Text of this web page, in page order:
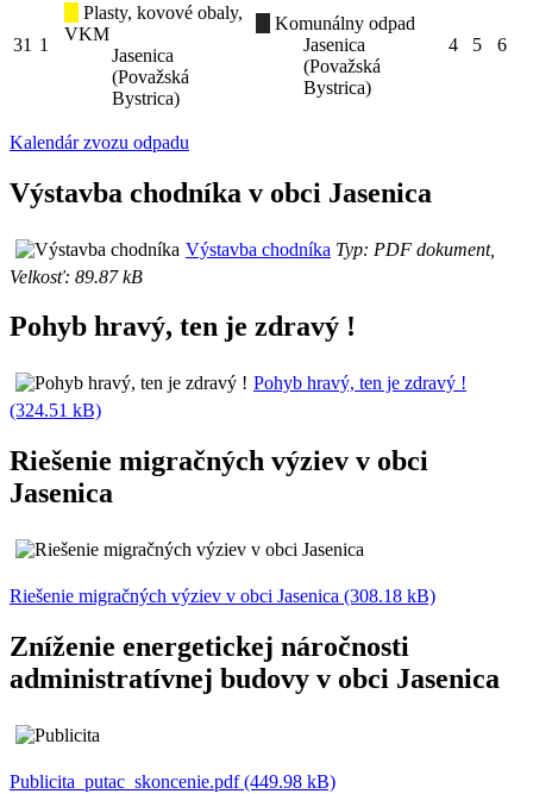
31 1
Plasty, kovové obaly,
VKM
Jasenica
(Považská
Bystrica)
Komunálny odpad
Jasenica
(Považská
Bystrica)
4 5 6
Kalendár zvozu odpadu
Výstavba chodníka v obci Jasenica
Výstavba chodníka Typ: PDF dokument,
Velkosť: 89.87 kB
Pohyb hravý, ten je zdravý !
Pohyb hravý, ten je zdravý !
(324.51 kB)
Riešenie migračných výziev v obci
Jasenica
Riešenie migračných výziev v obci Jasenica (308.18 kB)
Zníženie energetickej náročnosti
administratívnej budovy v obci Jasenica
Publicita_putac_skoncenie.pdf (449.98 kB)